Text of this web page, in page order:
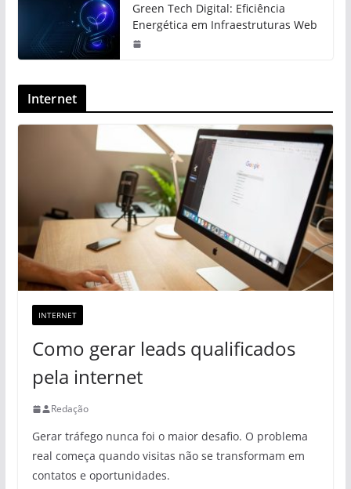
Green Tech Digital: Eficiência
Energética em Infraestruturas Web
Internet
INTERNET
Como gerar leads qualificados
pela internet
Redação
Gerar tráfego nunca foi o maior desafio. O problema
real começa quando visitas não se transformam em
contatos e oportunidades.